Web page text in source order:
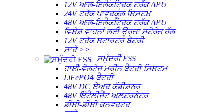
12V ਆਲ-ਇਲੈਕਟ੍ਰਿਕ ਟਰੱਕ APU
24V ਟਰੱਕ ਪਾਵਰਕੂਲ ਸਿਸਟਮ
48V ਆਲ-ਇਲੈਕਟ੍ਰਿਕ ਟਰੱਕ APU
ਵਿਸ਼ੇਸ਼ ਵਾਹਨਾਂ ਲਈ ਊਰਜਾ ਸਟੋਰੇਜ ਹੱਲ
12V ਟਰੱਕ ਸਟਾਰਟਰ ਬੈਟਰੀ
ਸਾਰੇ >>
ਸਮੁੰਦਰੀ ESS
ਹਾਈ-ਵੋਲਟੇਜ ਮਰੀਨ ਬੈਟਰੀ ਸਿਸਟਮ
LiFePO4 ਬੈਟਰੀ
48V DC ਏਅਰ ਕੰਡੀਸ਼ਨਰ
48V ਇੰਟੈਲੀਜੈਂਟ ਅਲਟਰਨੇਟਰ
ਡੀਸੀ-ਡੀਸੀ ਕਨਵਰਟਰ